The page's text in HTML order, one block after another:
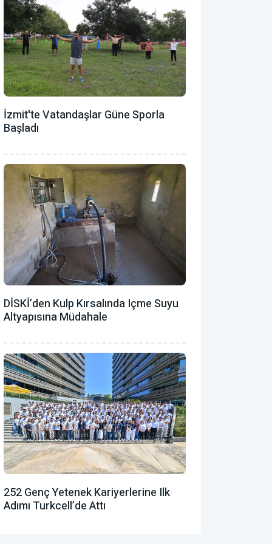
İzmit'te Vatandaşlar Güne Sporla
Başladı
DİSKİ’den Kulp Kırsalında Içme Suyu
Altyapısına Müdahale
252 Genç Yetenek Kariyerlerine Ilk
Adımı Turkcell’de Attı